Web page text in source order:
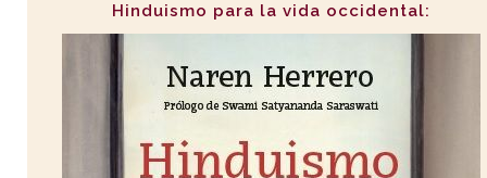
Hinduismo para la vida occidental: